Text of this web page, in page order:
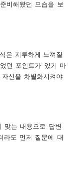
비해왔던 모습을 보
은 지루하게 느껴질
던 포인트가 있기 마
신을 차별화시켜야
맞는 내용으로 답변
라도 먼저 질문에 대